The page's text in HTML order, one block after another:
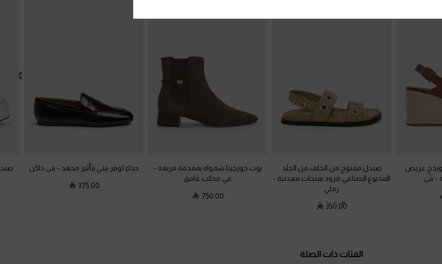
ويدج عريض
- بنى
صندل مفتوح من الخلف من الجلد
المدبوغ الصناعي مزود بفتحات معدنية -
رملي
350.00
بوت جورجينا شمواه بمقدمة مربعة -
بني محبّب غامق
750.00
حذاء لوفر بيني بتأثير مجعد - بني داكن
375.00
الفئات ذات الصلة